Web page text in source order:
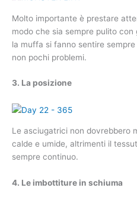
Molto importante è prestare
modo che sia sempre pulito
la muffa si fanno sentire
non pochi problemi.
3. La posizione
Le asciugatrici non dovrebbero
calde e umide, altrimenti il
sempre continuo.
4. Le imbottiture in schiuma